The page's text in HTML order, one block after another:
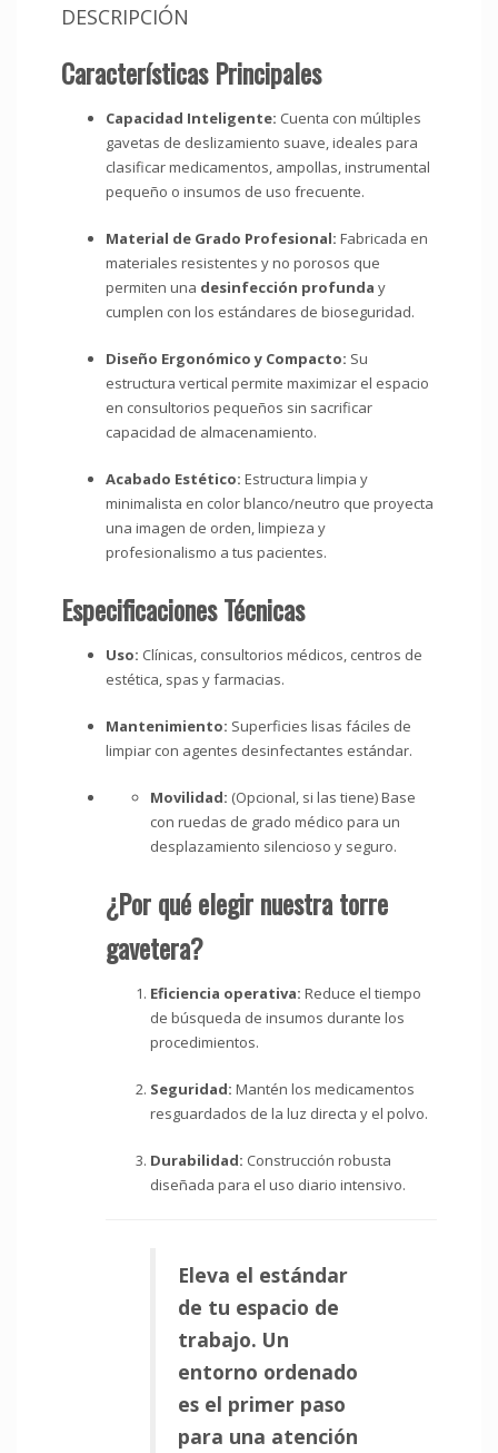
DESCRIPCIÓN
Características Principales
Capacidad Inteligente: Cuenta con múltiples
gavetas de deslizamiento suave, ideales para
clasificar medicamentos, ampollas, instrumental
pequeño o insumos de uso frecuente.
Material de Grado Profesional: Fabricada en
materiales resistentes y no porosos que
permiten una desinfección profunda y
cumplen con los estándares de bioseguridad.
Diseño Ergonómico y Compacto: Su
estructura vertical permite maximizar el espacio
en consultorios pequeños sin sacrificar
capacidad de almacenamiento.
Acabado Estético: Estructura limpia y
minimalista en color blanco/neutro que proyecta
una imagen de orden, limpieza y
profesionalismo a tus pacientes.
Especificaciones Técnicas
Uso: Clínicas, consultorios médicos, centros de
estética, spas y farmacias.
Mantenimiento: Superficies lisas fáciles de
limpiar con agentes desinfectantes estándar.
Movilidad: (Opcional, si las tiene) Base
con ruedas de grado médico para un
desplazamiento silencioso y seguro.
¿Por qué elegir nuestra torre
gavetera?
Eficiencia operativa: Reduce el tiempo
de búsqueda de insumos durante los
procedimientos.
Seguridad: Mantén los medicamentos
resguardados de la luz directa y el polvo.
Durabilidad: Construcción robusta
diseñada para el uso diario intensivo.
Eleva el estándar
de tu espacio de
trabajo. Un
entorno ordenado
es el primer paso
para una atención